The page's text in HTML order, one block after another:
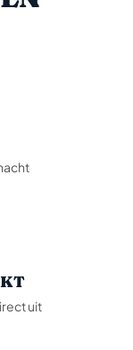
uit